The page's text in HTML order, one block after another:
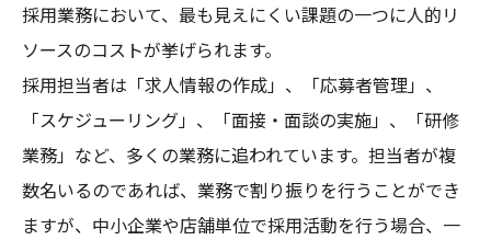
採用業務において、最も見えにくい課題の一つに人的リ
ソースのコストが挙げられます。
採用担当者は「求人情報の作成」、「応募者管理」、
「スケジューリング」、「面接・面談の実施」、「研修
業務」など、多くの業務に追われています。担当者が複
数名いるのであれば、業務で割り振りを行うことができ
ますが、中小企業や店舗単位で採用活動を行う場合、一